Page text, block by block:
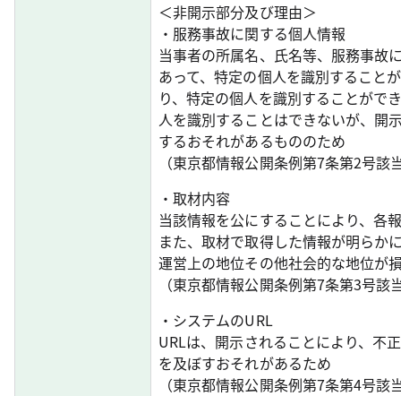
＜非開示部分及び理由＞
・服務事故に関する個人情報
当事者の所属名、氏名等、服務事故
あって、特定の個人を識別すること
り、特定の個人を識別することがで
人を識別することはできないが、開
するおそれがあるもののため
（東京都情報公開条例第7条第2号該
・取材内容
当該情報を公にすることにより、各
また、取材で取得した情報が明らか
運営上の地位その他社会的な地位が
（東京都情報公開条例第7条第3号該
・システムのURL
URLは、開示されることにより、不
を及ぼすおそれがあるため
（東京都情報公開条例第7条第4号該